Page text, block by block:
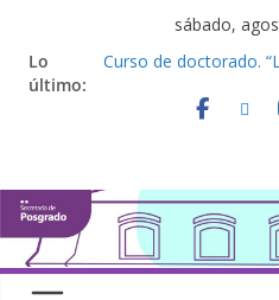
sábado,
Lo
último:
Curso de doctorado.
Seminario de
Curso de doctorado
Defensas de Tesis y
2026